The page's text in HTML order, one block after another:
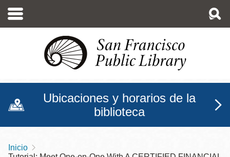
contenido
Ubicaciones y horarios de la
biblioteca
Sobrescribir
Inicio